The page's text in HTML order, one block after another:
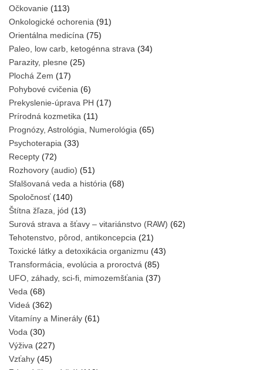
Očkovanie (113)
Onkologické ochorenia (91)
Orientálna medicína (75)
Paleo, low carb, ketogénna strava (34)
Parazity, plesne (25)
Plochá Zem (17)
Pohybové cvičenia (6)
Prekyslenie-úprava PH (17)
Prírodná kozmetika (11)
Prognózy, Astrológia, Numerológia (65)
Psychoterapia (33)
Recepty (72)
Rozhovory (audio) (51)
Sfalšovaná veda a história (68)
Spoločnosť(140)
Štítna žľaza, jód (13)
Surová strava a šťavy – vitariánstvo (RAW) (62)
Tehotenstvo, pôrod, antikoncepcia (21)
Toxické látky a detoxikácia organizmu (43)
Transformácia, evolúcia a proroctvá (85)
UFO, záhady, sci-fi, mimozemšťania (37)
Veda (68)
Videá (362)
Vitamíny a Minerály (61)
Voda (30)
Výživa (227)
Vzťahy (45)